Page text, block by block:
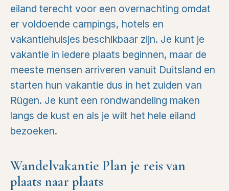
eiland terecht voor een overnachting omdat
er voldoende campings, hotels en
vakantiehuisjes beschikbaar zijn. Je kunt je
vakantie in iedere plaats beginnen, maar de
meeste mensen arriveren vanuit Duitsland en
starten hun vakantie dus in het zuiden van
Rügen. Je kunt een rondwandeling maken
langs de kust en als je wilt het hele eiland
bezoeken.
Wandelvakantie Plan je reis van
plaats naar plaats